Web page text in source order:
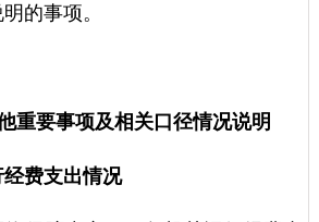
的事项。
要事项及相关口径情况说明
费支出情况